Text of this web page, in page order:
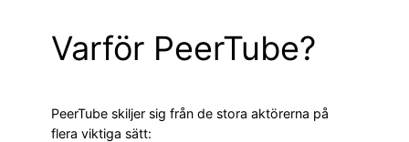
Varför PeerTube?
PeerTube skiljer sig från de stora aktörerna på
flera viktiga sätt: